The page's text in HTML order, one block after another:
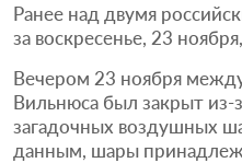
Ранее над двумя
за воскресенье, 23
Вечером 23 ноября
Вильнюса был закрыт из-
загадочных воздушных
данным, шары